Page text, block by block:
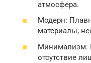
атмосфера.
Модерн:
материалы,
Минимализм:
отсутствие